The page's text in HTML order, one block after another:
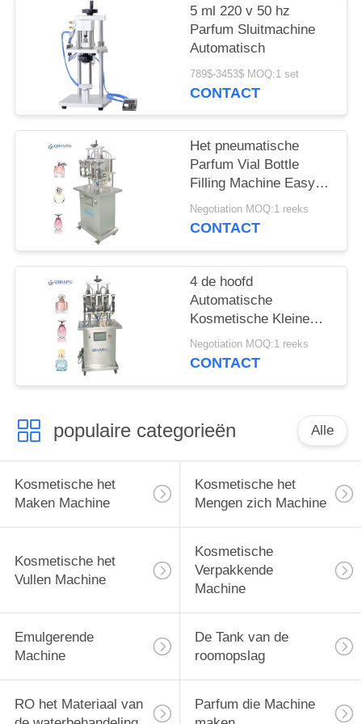
5 ml 220 v 50 hz
Parfum Sluitmachine
Automatisch
789$-3453$ MOQ:1 set
CONTACT
Het pneumatische
Parfum Vial Bottle
Filling Machine Easy
van Keulen om te
werken
Negotiation MOQ:1 reeks
CONTACT
4 de hoofd
Automatische
Kosmetische Kleine
Vloeibare Vuller van de
Etherische oliefles
Negotiation MOQ:1 reeks
CONTACT
populaire categorieën Alle
Kosmetische het
Maken Machine
Kosmetische het
Mengen zich Machine
Kosmetische het
Vullen Machine
Kosmetische
Verpakkende
Machine
Emulgerende
Machine
De Tank van de
roomopslag
RO het Materiaal van
Parfum die Machine